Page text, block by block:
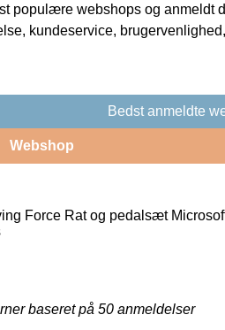
populære webshops og anmeldt
kundeservice,
Bedst anmeldte
Webshop
Force Rat og pedalsæt
baseret på 50 anmeldelser